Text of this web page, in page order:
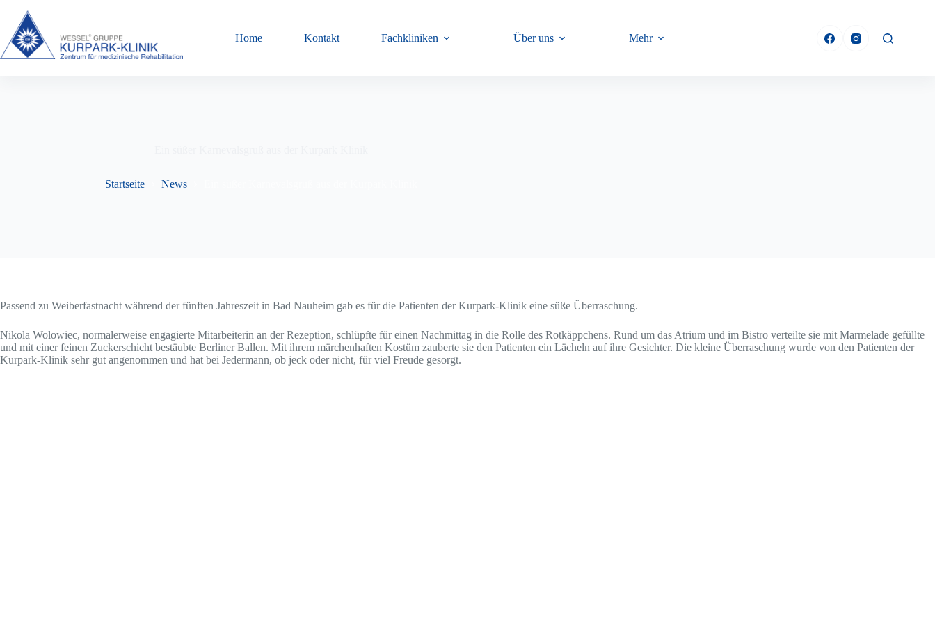
Inhalt
springen
Home Kontakt Fachkliniken Über uns Mehr
Startseite News
Passend zu Weiberfastnacht während der fünften Jahreszeit in Bad Nauheim gab es für die Patienten der Kurpark-Klinik eine süße Überraschung.
Nikola Wolowiec, normalerweise engagierte Mitarbeiterin an der Rezeption, schlüpfte für einen Nachmittag in die Rolle des Rotkäppchens. Rund um das Atrium und im Bistro verteilte sie mit Marmelade gefüllte
und mit einer feinen Zuckerschicht bestäubte Berliner Ballen. Mit ihrem märchenhaften Kostüm zauberte sie den Patienten ein Lächeln auf ihre Gesichter. Die kleine Überraschung wurde von den Patienten der
Kurpark-Klinik sehr gut angenommen und hat bei Jedermann, ob jeck oder nicht, für viel Freude gesorgt.